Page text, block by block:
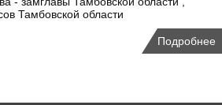
Тамбовской области
Подробнее